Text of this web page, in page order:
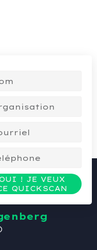
! JE VEUX
QUICKSCAN